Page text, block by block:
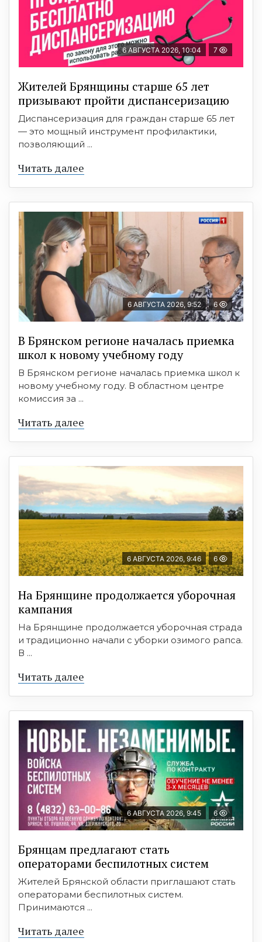
6 АВГУСТА 2026, 10:04 7
Жителей Брянщины старше 65 лет
призывают пройти диспансеризацию
Диспансеризация для граждан старше 65 лет
— это мощный инструмент профилактики,
позволяющий ...
Читать далее
6 АВГУСТА 2026, 9:52 6
В Брянском регионе началась приемка
школ к новому учебному году
В Брянском регионе началась приемка школ к
новому учебному году. В областном центре
комиссия за ...
Читать далее
6 АВГУСТА 2026, 9:46 6
На Брянщине продолжается уборочная
кампания
На Брянщине продолжается уборочная страда
и традиционно начали с уборки озимого рапса.
В ...
Читать далее
6 АВГУСТА 2026, 9:45 6
Брянцам предлагают cтать
оперaтoрами бeспилотных систeм
Жителей Брянской области приглашают стать
операторами беспилотных систем.
Принимаются ...
Читать далее